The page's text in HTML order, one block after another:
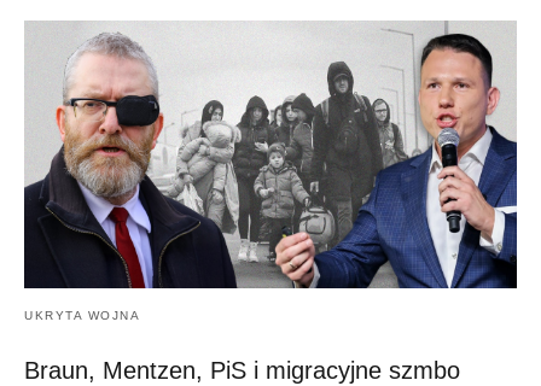
UKRYTA WOJNA
Braun, Mentzen, PiS i migracyjne szmbo